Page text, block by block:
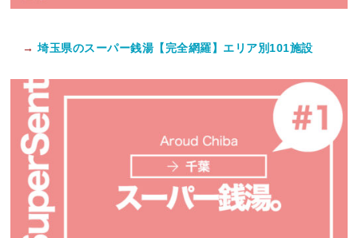
→ 埼玉県のスーパー銭湯【完全網羅】エリア別101施設